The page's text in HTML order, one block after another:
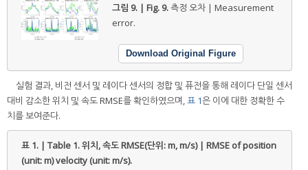
그림 9. | Fig. 9.측정 오차 | Measurement
error.
Download Original Figure
실험 결과, 비전 센서 및 레이다 센서의 정합 및 퓨전을 통해 레이다 단일 센서
대비 감소한 위치 및 속도 RMSE를 확인하였으며, 표 1은 이에 대한 정확한 수
치를 보여준다.
표 1. | Table 1.위치, 속도 RMSE(단위: m, m/s) | RMSE of position
(unit: m) velocity (unit: m/s).